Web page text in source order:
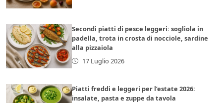
Secondi piatti di pesce leggeri: sogliola in
padella, trota in crosta di nocciole, sardine
alla pizzaiola
17 Luglio 2026
Piatti freddi e leggeri per l’estate 2026:
insalate, pasta e zuppe da tavola